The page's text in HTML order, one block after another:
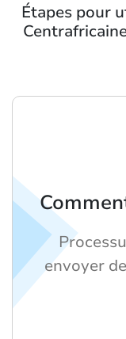
Étapes pour
envoyer